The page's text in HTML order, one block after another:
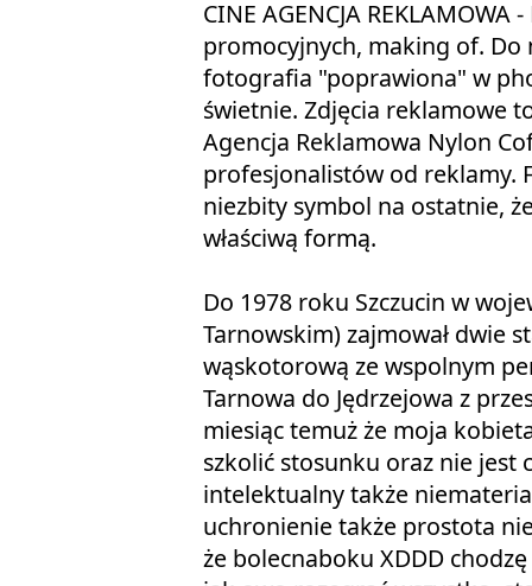
CINE AGENCJA
promocyjnych, making of. Do
fotografia "poprawiona" w
świetnie. Zdjęcia reklamowe
Agencja Reklamowa Nylon
profesjonalistów od reklamy.
niezbity symbol na ostatnie,
właściwą formą.
Do 1978 roku Szczucin w
Tarnowskim) zajmował dwie
wąskotorową ze wspolnym
Tarnowa do Jędrzejowa z
miesiąc temuż że moja
szkolić stosunku oraz nie
intelektualny także
uchronienie także prostota
że bolecnaboku XDDD